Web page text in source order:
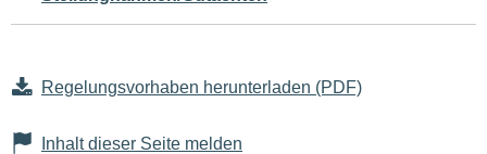
Regelungsvorhaben herunterladen (PDF)
Inhalt dieser Seite melden